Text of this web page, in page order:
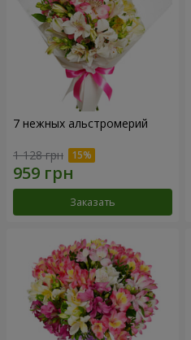
7 нежных альстромерий
1 128 грн
Заказать